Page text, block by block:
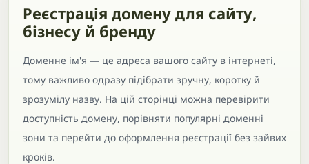
Реєстрація домену для сайту,
бізнесу й бренду
Доменне ім'я — це адреса вашого сайту в інтернеті,
тому важливо одразу підібрати зручну, коротку й
зрозумілу назву. На цій сторінці можна перевірити
доступність домену, порівняти популярні доменні
зони та перейти до оформлення реєстрації без зайвих
кроків.